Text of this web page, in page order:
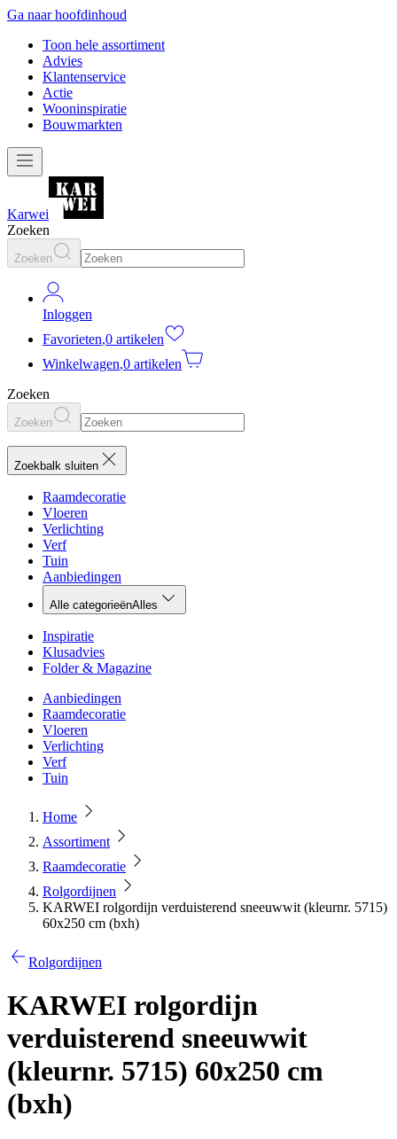
Ga naar hoofdinhoud
Toon hele assortiment
Advies
Klantenservice
Actie
Wooninspiratie
Bouwmarkten
Karwei
Zoeken
Zoeken
Inloggen
Favorieten,0 artikelen
Winkelwagen,0 artikelen
Zoeken
Zoeken
Zoekbalk sluiten
Raamdecoratie
Vloeren
Verlichting
Verf
Tuin
Aanbiedingen
Alle categorieënAlles
Inspiratie
Klusadvies
Folder & Magazine
Aanbiedingen
Raamdecoratie
Vloeren
Verlichting
Verf
Tuin
Home
Assortiment
Raamdecoratie
Rolgordijnen
KARWEI rolgordijn verduisterend sneeuwwit (kleurnr. 5715)
60x250 cm (bxh)
Rolgordijnen
KARWEI rolgordijn
verduisterend sneeuwwit
(kleurnr. 5715) 60x250 cm
(bxh)